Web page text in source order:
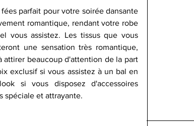
parfait pour votre soirée dansante
romantique, rendant votre robe
vous assistez. Les tissus que vous
une sensation très romantique,
attirer beaucoup d'attention de la part
exclusif si vous assistez à un bal en
si vous disposez d'accessoires
spéciale et attrayante.